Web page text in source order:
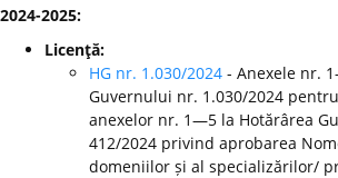
2024-2025:
Licenţă:
HG nr. 1.030/2024 - Anexele nr.
Guvernului nr. 1.030/2024
anexelor nr. 1—5 la Hotărârea
412/2024 privind aprobarea
domeniilor și al specializărilor/